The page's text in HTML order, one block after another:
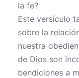
la fe?
Este versículo
sobre la
nuestra
de Dios son
bendiciones a